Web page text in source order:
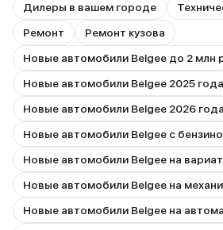
Дилеры в вашем городе
Ремонт
Ремонт кузова
Новые автомобили Belgee до 2 млн
Новые автомобили Belgee 2025 года
Новые автомобили Belgee 2026 года
Новые автомобили Belgee на
Новые автомобили Belgee на
Новые автомобили Belgee на